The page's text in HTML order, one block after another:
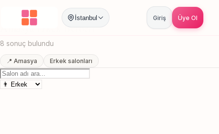
İstanbul Giriş Üye Ol
Anasayfa / / Erkek Berberi
Amasya Erkek Berberi
8 sonuç bulundu
📍 Amasya Erkek salonları
Canlı sonuçlar Online randevu